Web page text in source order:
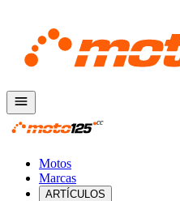
Motos
Marcas
ARTÍCULOS